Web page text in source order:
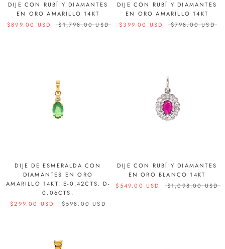
DIJE CON RUBÍ Y DIAMANTES
EN ORO AMARILLO 14KT
$899.00 USD
$1,798.00 USD
DIJE CON RUBÍ Y DIAMANTES
EN ORO AMARILLO 14KT
$399.00 USD
$798.00 USD
DIJE DE ESMERALDA CON
DIAMANTES EN ORO
AMARILLO 14KT. E-0.42CTS. D-
0.06CTS.
$299.00 USD
$598.00 USD
DIJE CON RUBÍ Y DIAMANTES
EN ORO BLANCO 14KT
$549.00 USD
$1,098.00 USD